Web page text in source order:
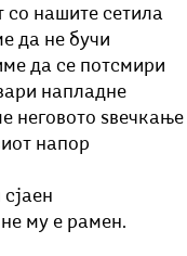
со нашите сетила
да не бучи
да се потсмири
напладне
неговото ѕвечкање
напор
му е рамен.